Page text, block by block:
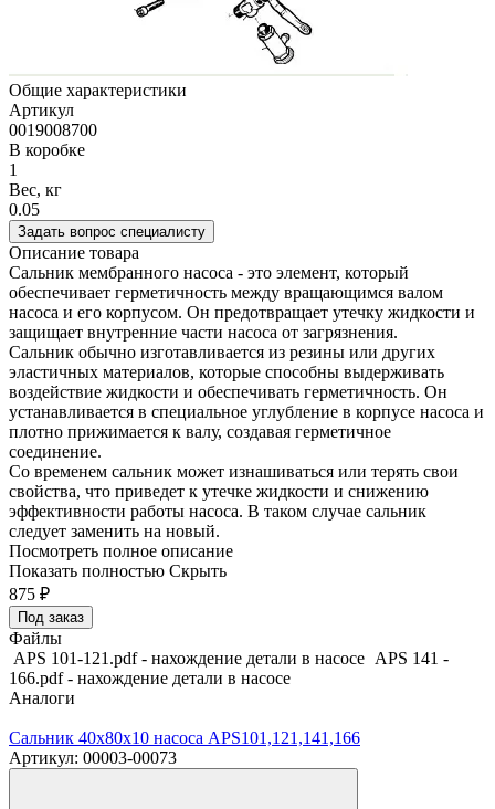
Общие характеристики
Артикул
0019008700
В коробке
1
Вес, кг
0.05
Задать вопрос специалисту
Описание товара
Сальник мембранного насоса - это элемент, который
обеспечивает герметичность между вращающимся валом
насоса и его корпусом. Он предотвращает утечку жидкости и
защищает внутренние части насоса от загрязнения.
Сальник обычно изготавливается из резины или других
эластичных материалов, которые способны выдерживать
воздействие жидкости и обеспечивать герметичность. Он
устанавливается в специальное углубление в корпусе насоса и
плотно прижимается к валу, создавая герметичное
соединение.
Со временем сальник может изнашиваться или терять свои
свойства, что приведет к утечке жидкости и снижению
эффективности работы насоса. В таком случае сальник
следует заменить на новый.
Посмотреть полное описание
Показать полностью Скрыть
875 ₽
Под заказ
Файлы
APS 101-121.pdf - нахождение детали в насосе APS 141 -
166.pdf - нахождение детали в насосе
Аналоги
Сальник 40х80х10 насоса APS101,121,141,166
Артикул: 00003-00073